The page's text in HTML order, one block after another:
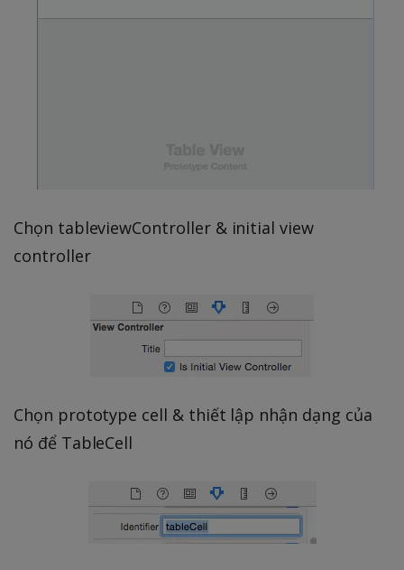
Chọn tableviewController & initial view
controller
Chọn prototype cell & thiết lập nhận dạng của
nó để TableCell